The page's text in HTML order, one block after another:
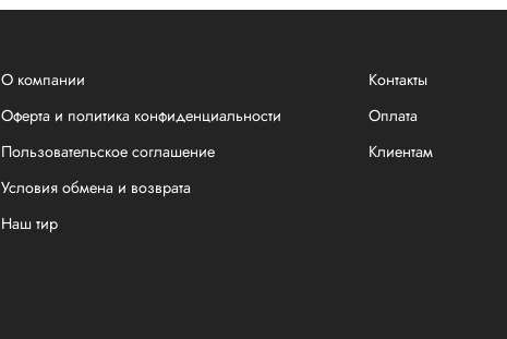
О компании
Оферта и политика конфиденциальности
Пользовательское соглашение
Условия обмена и возврата
Наш тир
Контакты
Оплата
Клиентам